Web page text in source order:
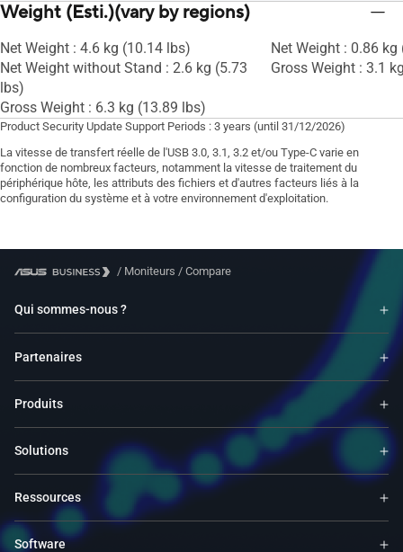
Weight (Esti.)(vary by regions)
Net Weight : 4.6 kg (10.14 lbs)
Net Weight without Stand : 2.6 kg (5.73
lbs)
Gross Weight : 6.3 kg (13.89 lbs)
Net Weight : 0.86
Gross Weight : 3.1
Product Security Update Support Periods : 3 years (until 31/12/2026)
La vitesse de transfert réelle de l'USB 3.0, 3.1, 3.2 et/ou Type-C varie en
fonction de nombreux facteurs, notamment la vitesse de traitement du
périphérique hôte, les attributs des fichiers et d'autres facteurs liés à la
configuration du système et à votre environnement d'exploitation.
/ Moniteurs / Compare
Qui sommes-nous ?
Partenaires
Produits
Solutions
Ressources
Software